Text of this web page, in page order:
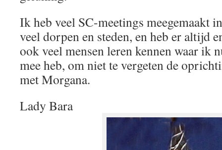
Ik heb veel SC-meetings meegemaakt
veel dorpen en steden, en heb er altijd
ook veel mensen leren kennen waar ik
mee heb, om niet te vergeten de
met Morgana.
Lady Bara